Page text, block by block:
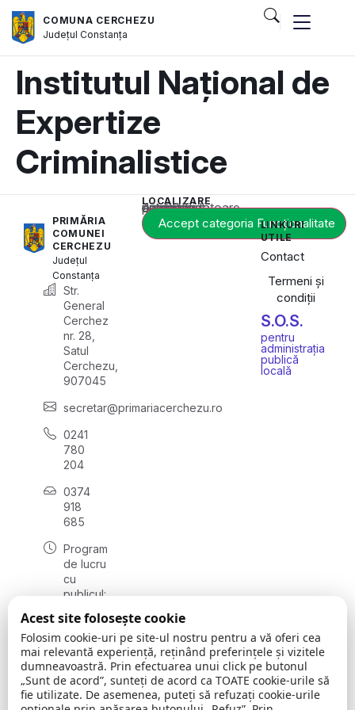
COMUNA CERCHEZU
JudețulConstanța
Institutul Național de
Expertize
Criminalistice
PRIMĂRIA
COMUNEI
CERCHEZU
Județul
Constanța
Str.
General
Cerchez
nr. 28,
Satul
Cerchezu,
907045
secretar@primariacerchezu.ro
0241
780
204
0374
918
685
Program
de lucru
cu
publicul:
08:00 -
16:30
, vineri:
08:00 -
14:00
LOCALIZARE
Acest conținut este blocat până când acceptați categoria corespunzătoare de cookie-uri.
Accept categoria Funcționalitate
LINKURI
UTILE
Contact
Termeni și
condiții
S.O.S.
pentru
administrația
publică
locală
Acest site folosește cookie
Folosim cookie-uri pe site-ul nostru pentru a vă oferi cea
mai relevantă experiență, reținând preferințele și vizitele
dumneavoastră. Prin efectuarea unui click pe butonul
„Sunt de acord”, sunteți de acord ca TOATE cookie-urile să
fie utilizate. De asemenea, puteți să refuzați cookie-urile